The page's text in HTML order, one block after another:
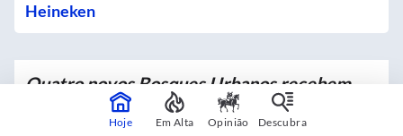
Heineken
Quatro novos Bosques Urbanos recebem
mais de 4 mil mudas no Centro
Hoje Em Alta Opinião Descubra